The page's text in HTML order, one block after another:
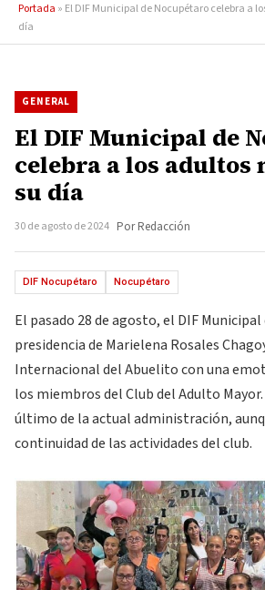
Portada » El DIF Municipal de Nocupétaro celebra a
día
GENERAL
El DIF Municipal de
celebra a los adultos
su día
30 de agosto de 2024 Por Redacción
DIF Nocupétaro Nocupétaro
El pasado 28 de agosto, el DIF
presidencia de Marielena Rosales
Internacional del Abuelito con una
los miembros del Club del Adulto
último de la actual administración,
continuidad de las actividades del club.